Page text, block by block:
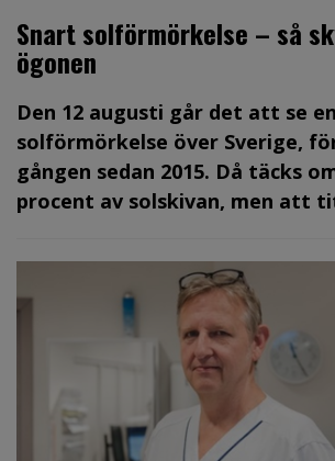
Snart solförmörkelse – så
ögonen
Den 12 augusti går det att se en
solförmörkelse över Sverige,
gången sedan 2015. Då täcks
procent av solskivan, men att